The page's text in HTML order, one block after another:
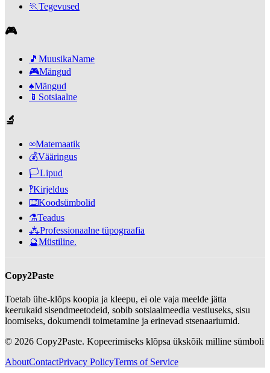
🏃Tegevused
🎮
🎵 MuusikaName
🎮Mängud
♠️Mängud
📱 Sotsiaalne
🔬
∞Matemaatik
💰Vääringus
🏳️Lipud
‽Kirjeldus
⌨️Koodsümbolid
⚗️Teadus
⁂Professionaalne tüpograafia
🔮Müstiline.
Copy2Paste
Toetab ühe-klõps koopia ja kleepu, ei ole vaja meelde jätta
keerukaid sisendmeetodeid, sobib sotsiaalmeedia vestluseks, sisu
loomiseks, dokumendi toimetamine ja erinevad stsenaariumid.
© 2026 Copy2Paste. Kopeerimiseks klõpsa ükskõik milline sümboli
AboutContactPrivacy PolicyTerms of Service